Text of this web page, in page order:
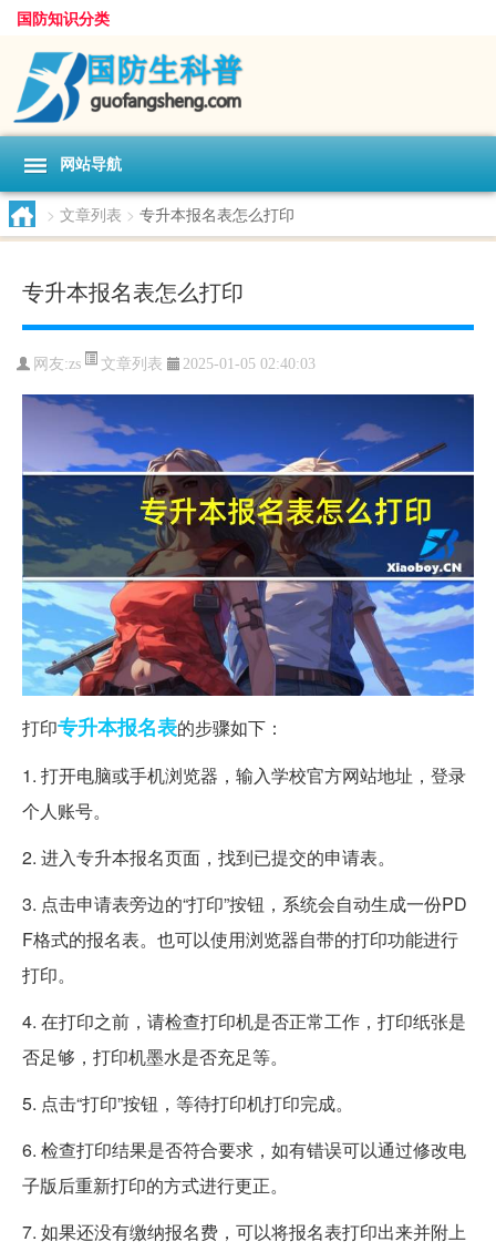
国防知识分类
网站导航
> 文章列表 > 专升本报名表怎么打印
专升本报名表怎么打印
网友:zs 文章列表 2025-01-05 02:40:03
打印专升本报名表的步骤如下：
1. 打开电脑或手机浏览器，输入学校官方网站地址，登录
个人账号。
2. 进入专升本报名页面，找到已提交的申请表。
3. 点击申请表旁边的“打印”按钮，系统会自动生成一份PD
F格式的报名表。也可以使用浏览器自带的打印功能进行
打印。
4. 在打印之前，请检查打印机是否正常工作，打印纸张是
否足够，打印机墨水是否充足等。
5. 点击“打印”按钮，等待打印机打印完成。
6. 检查打印结果是否符合要求，如有错误可以通过修改电
子版后重新打印的方式进行更正。
7. 如果还没有缴纳报名费，可以将报名表打印出来并附上